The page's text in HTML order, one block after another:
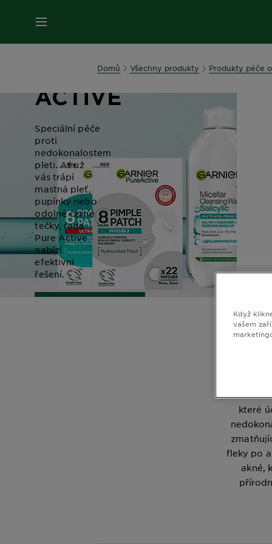
MENU
Domů Všechny produkty Produkty péče
PURE
ACTIVE
Speciální péče
proti
nedokonalostem
pleti. Ať už
vás trápí
mastná pleť,
pupínky nebo
odolné černé
tečky, řada
Pure Active
nabízí
efektivní
řešení.
které
fleky po
akné,
Když
vašem